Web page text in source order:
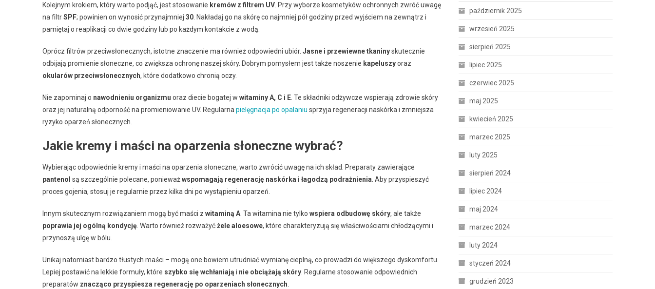
Kolejnym krokiem, który warto podjąć, jest stosowanie kremów z filtrem UV . Przy wyborze kosmetyków ochronnych zwróć uwagę
na filtrSPF; powinien on wynosić przynajmniej 30 . Nakładaj go na skórę co najmniej pół godziny przed wyjściem na zewnątrz i
pamiętaj o reaplikacji co dwie godziny lub po każdym kontakcie z wodą.
Oprócz filtrów przeciwsłonecznych, istotne znaczenie ma również odpowiedni ubiór. Jasne i przewiewne tkaninyskutecznie
odbijają promienie słoneczne, co zwiększa ochronę naszej skóry. Dobrym pomysłem jest także noszenie kapeluszyoraz
okularów przeciwsłonecznych, które dodatkowo chronią oczy.
Nie zapominaj o nawodnieniu organizmu oraz diecie bogatej w witaminy A, C i E . Te składniki odżywcze wspierają zdrowie skóry
oraz jej naturalną odporność na promieniowanie UV. Regularna pielęgnacja po opalaniu sprzyja regeneracji naskórka i zmniejsza
ryzyko oparzeń słonecznych.
Jakie kremy i maści na oparzenia słoneczne wybrać?
Wybierając odpowiednie kremy i maści na oparzenia słoneczne, warto zwrócić uwagę na ich skład. Preparaty zawierające
pantenol są szczególnie polecane, ponieważwspomagają regenerację naskórka i łagodzą podrażnienia . Aby przyspieszyć
proces gojenia, stosuj je regularnie przez kilka dni po wystąpieniu oparzeń.
Innym skutecznym rozwiązaniem mogą być maści z witaminą A . Ta witamina nie tylko wspiera odbudowę skóry, ale także
poprawia jej ogólną kondycję . Warto również rozważyćżele aloesowe, które charakteryzują się właściwościami chłodzącymi i
przynoszą ulgę w bólu.
Unikaj natomiast bardzo tłustych maści – mogą one bowiem utrudniać wymianę cieplną, co prowadzi do większego dyskomfortu.
Lepiej postawić na lekkie formuły, które szybko się wchłaniają i nie obciążają skóry . Regularne stosowanie odpowiednich
preparatów znacząco przyspiesza regenerację po oparzeniach słonecznych
październik 2025
wrzesień 2025
sierpień 2025
lipiec 2025
czerwiec 2025
maj 2025
kwiecień 2025
marzec 2025
luty 2025
sierpień 2024
lipiec 2024
maj 2024
marzec 2024
luty 2024
styczeń 2024
grudzień 2023